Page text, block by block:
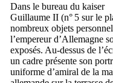
Dans le bureau du kaiser
Guillaume II (n° 5 sur le
nombreux objets
l’empereur d’Allemagne
exposés. Au-dessus de
un cadre présente son
uniforme d’amiral de la